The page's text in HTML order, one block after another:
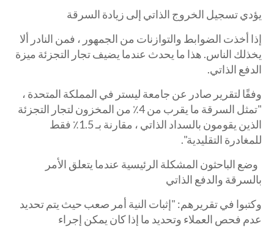
يؤدي تسجيل الخروج الذاتي إلى زيادة السرقة
إذا أخذت الضوابط والتوازنات من الجمهور ، فمن النادر ألا
يخذلك الناس. هذا ما يحدث عندما يضيف تجار التجزئة ميزة
الدفع الذاتي.
وفقًا لتقرير صادر عن جامعة ليستر في المملكة المتحدة ،
"تمثل السرقة ما يقرب من 4٪ من المخزون لتجار التجزئة
الذين يقومون بالسداد الذاتي ، مقارنة بـ 1.5٪ فقط
للمغادرة التقليدية".
وضع الباحثون المشكلة الرئيسية عندما يتعلق الأمر
بالسرقة والدفع الذاتي
وكتبوا في تقريرهم: "إثبات النية أمر صعب حيث يتم تحديد
عدم فحص العملاء وتحديد ما إذا كان يمكن إجراء